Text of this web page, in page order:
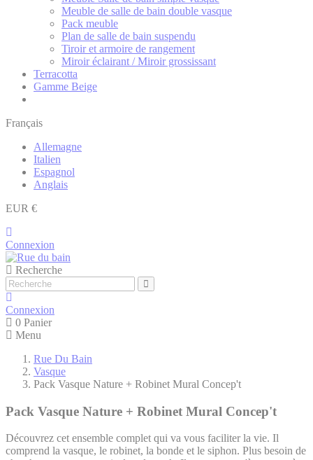
Meuble de salle de bain double vasque
Pack meuble
Plan de salle de bain suspendu
Tiroir et armoire de rangement
Miroir éclairant / Miroir grossissant
Terracotta
Gamme Beige
Français
Allemagne
Italien
Espagnol
Anglais
EUR €
Connexion
Recherche
Connexion
0 Panier
Menu
Rue Du Bain
Vasque
Pack Vasque Nature + Robinet Mural Concep't
Pack Vasque Nature + Robinet Mural Concep't
Découvrez cet ensemble complet qui va vous faciliter la vie. Il
comprend la vasque, le robinet, la bonde et le siphon. Plus besoin de